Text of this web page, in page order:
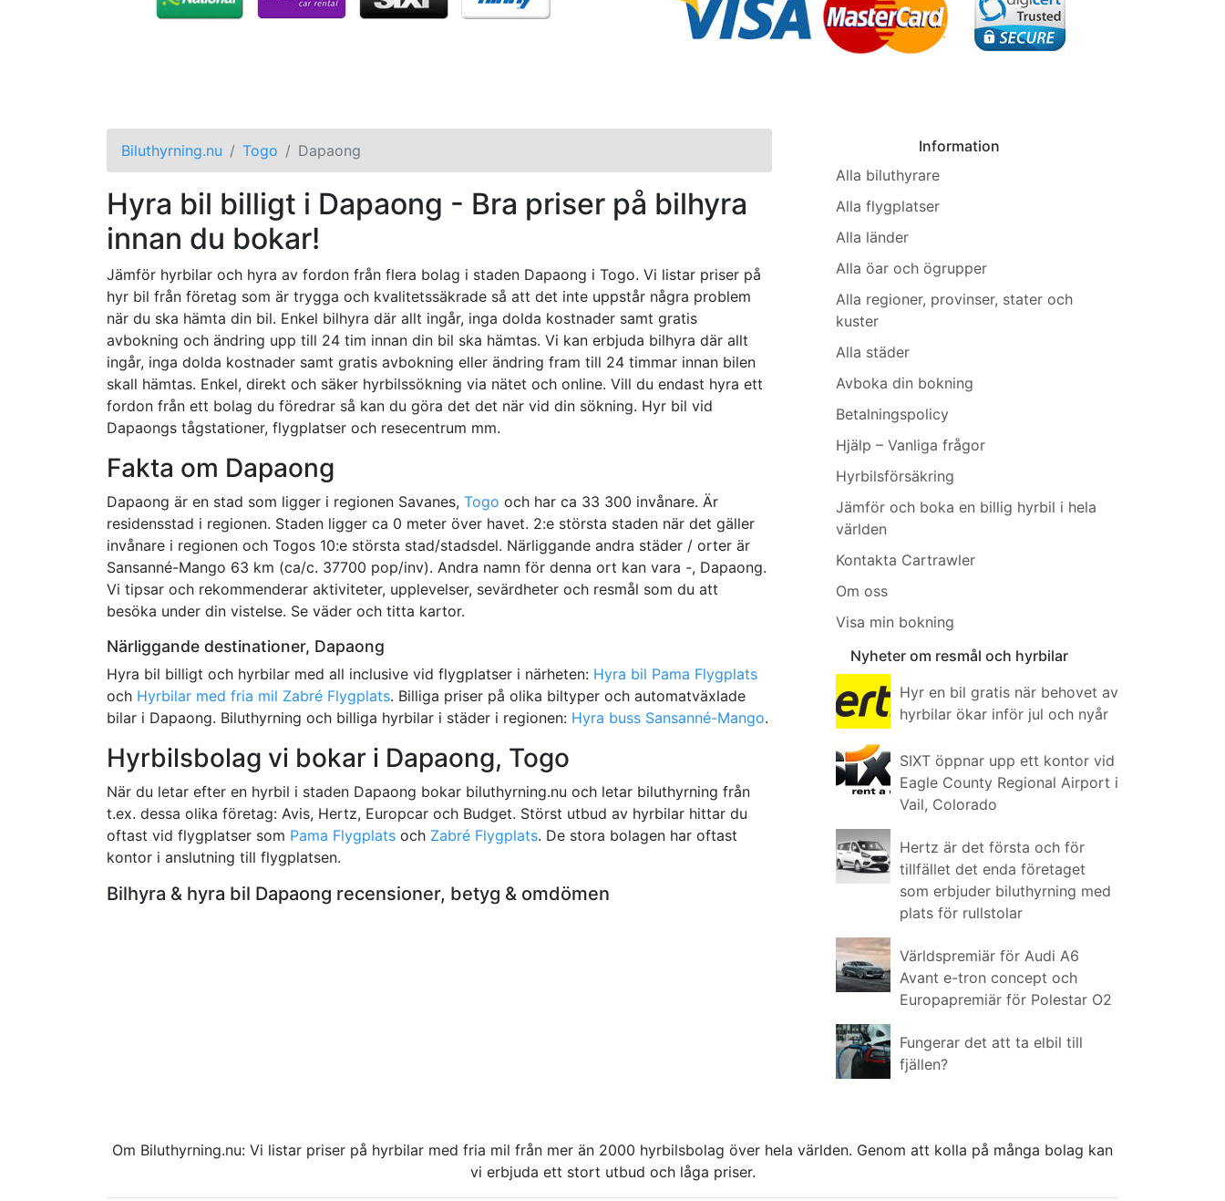
Biluthyrning.nu Togo Dapaong
Hyra bil billigt i Dapaong - Bra priser på bilhyra
innan du bokar!
Jämför hyrbilar och hyra av fordon från flera bolag i staden Dapaong i Togo. Vi listar priser på
hyr bil från företag som är trygga och kvalitetssäkrade så att det inte uppstår några problem
när du ska hämta din bil. Enkel bilhyra där allt ingår, inga dolda kostnader samt gratis
avbokning och ändring upp till 24 tim innan din bil ska hämtas. Vi kan erbjuda bilhyra där allt
ingår, inga dolda kostnader samt gratis avbokning eller ändring fram till 24 timmar innan bilen
skall hämtas. Enkel, direkt och säker hyrbilssökning via nätet och online. Vill du endast hyra ett
fordon från ett bolag du föredrar så kan du göra det det när vid din sökning. Hyr bil vid
Dapaongs tågstationer, flygplatser och resecentrum mm.
Fakta om Dapaong
Dapaong är en stad som ligger i regionen Savanes, Togo och har ca 33 300 invånare. Är
residensstad i regionen. Staden ligger ca 0 meter över havet. 2:e största staden när det gäller
invånare i regionen och Togos 10:e största stad/stadsdel. Närliggande andra städer / orter är
Sansanné-Mango 63 km (ca/c. 37700 pop/inv). Andra namn för denna ort kan vara -, Dapaong.
Vi tipsar och rekommenderar aktiviteter, upplevelser, sevärdheter och resmål som du att
besöka under din vistelse. Se väder och titta kartor.
Närliggande destinationer, Dapaong
Hyra bil billigt och hyrbilar med all inclusive vid flygplatser i närheten: Hyra bil Pama Flygplats
och Hyrbilar med fria mil Zabré Flygplats. Billiga priser på olika biltyper och automatväxlade
bilar i Dapaong. Biluthyrning och billiga hyrbilar i städer i regionen: Hyra buss Sansanné-Mango.
Hyrbilsbolag vi bokar i Dapaong, Togo
När du letar efter en hyrbil i staden Dapaong bokar biluthyrning.nu och letar biluthyrning från
t.ex. dessa olika företag: Avis, Hertz, Europcar och Budget. Störst utbud av hyrbilar hittar du
oftast vid flygplatser som Pama Flygplats och Zabré Flygplats. De stora bolagen har oftast
kontor i anslutning till flygplatsen.
Bilhyra & hyra bil Dapaong recensioner, betyg & omdömen
Information
Alla biluthyrare
Alla flygplatser
Alla länder
Alla öar och ögrupper
Alla regioner, provinser, stater och
kuster
Alla städer
Avboka din bokning
Betalningspolicy
Hjälp – Vanliga frågor
Hyrbilsförsäkring
Jämför och boka en billig hyrbil i hela
världen
Kontakta Cartrawler
Om oss
Visa min bokning
Nyheter om resmål och hyrbilar
Hyr en bil gratis när behovet av
hyrbilar ökar inför jul och nyår
SIXT öppnar upp ett kontor vid
Eagle County Regional Airport i
Vail, Colorado
Hertz är det första och för
tillfället det enda företaget
som erbjuder biluthyrning med
plats för rullstolar
Världspremiär för Audi A6
Avant e-tron concept och
Europapremiär för Polestar O2
Fungerar det att ta elbil till
fjällen?
Om Biluthyrning.nu: Vi listar priser på hyrbilar med fria mil från mer än 2000 hyrbilsbolag över hela världen. Genom att kolla på många bolag kan
vi erbjuda ett stort utbud och låga priser.